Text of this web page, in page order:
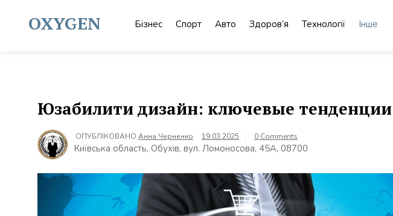
contentOXYGEN Бізнес Спорт Авто Здоров’я Технології Інше
Юзабилити дизайн: ключевые тенденции
ОПУБЛІКОВАНО Анна Черненко 19.03.2025 0 Comments
Київська область, Обухів, вул. Ломоносова, 45А, 08700